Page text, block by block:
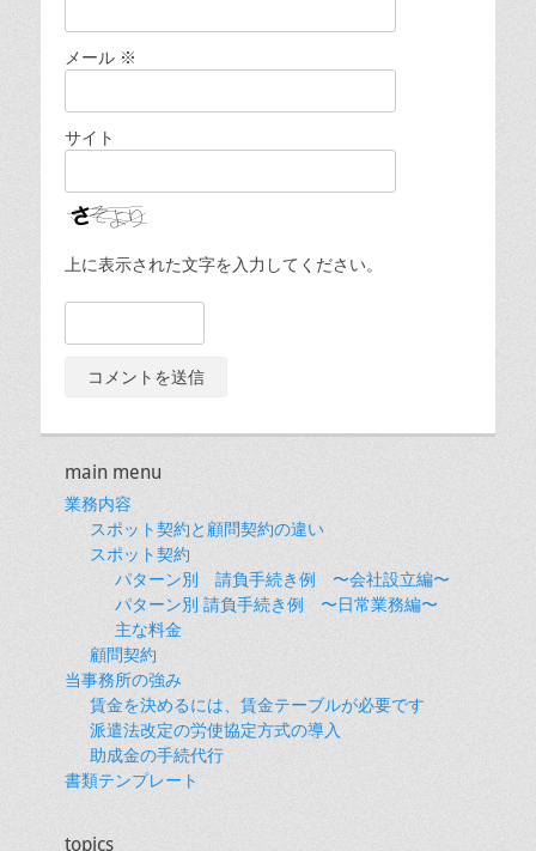
メール ※
サイト
上に表示された文字を入力してください。
main menu
業務内容
スポット契約と顧問契約の違い
スポット契約
パターン別 請負手続き例 〜会社設立編〜
パターン別 請負手続き例 〜日常業務編〜
主な料金
顧問契約
当事務所の強み
賃金を決めるには、賃金テーブルが必要です
派遣法改定の労使協定方式の導入
助成金の手続代行
書類テンプレート
topics